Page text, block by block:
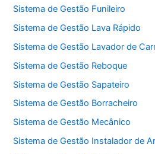
Sistema de Gestão Funileiro
Sistema de Gestão Lava Rápido
Sistema de Gestão Lavador de
Sistema de Gestão Reboque
Sistema de Gestão Sapateiro
Sistema de Gestão Borracheiro
Sistema de Gestão Mecânico
Sistema de Gestão Instalador de